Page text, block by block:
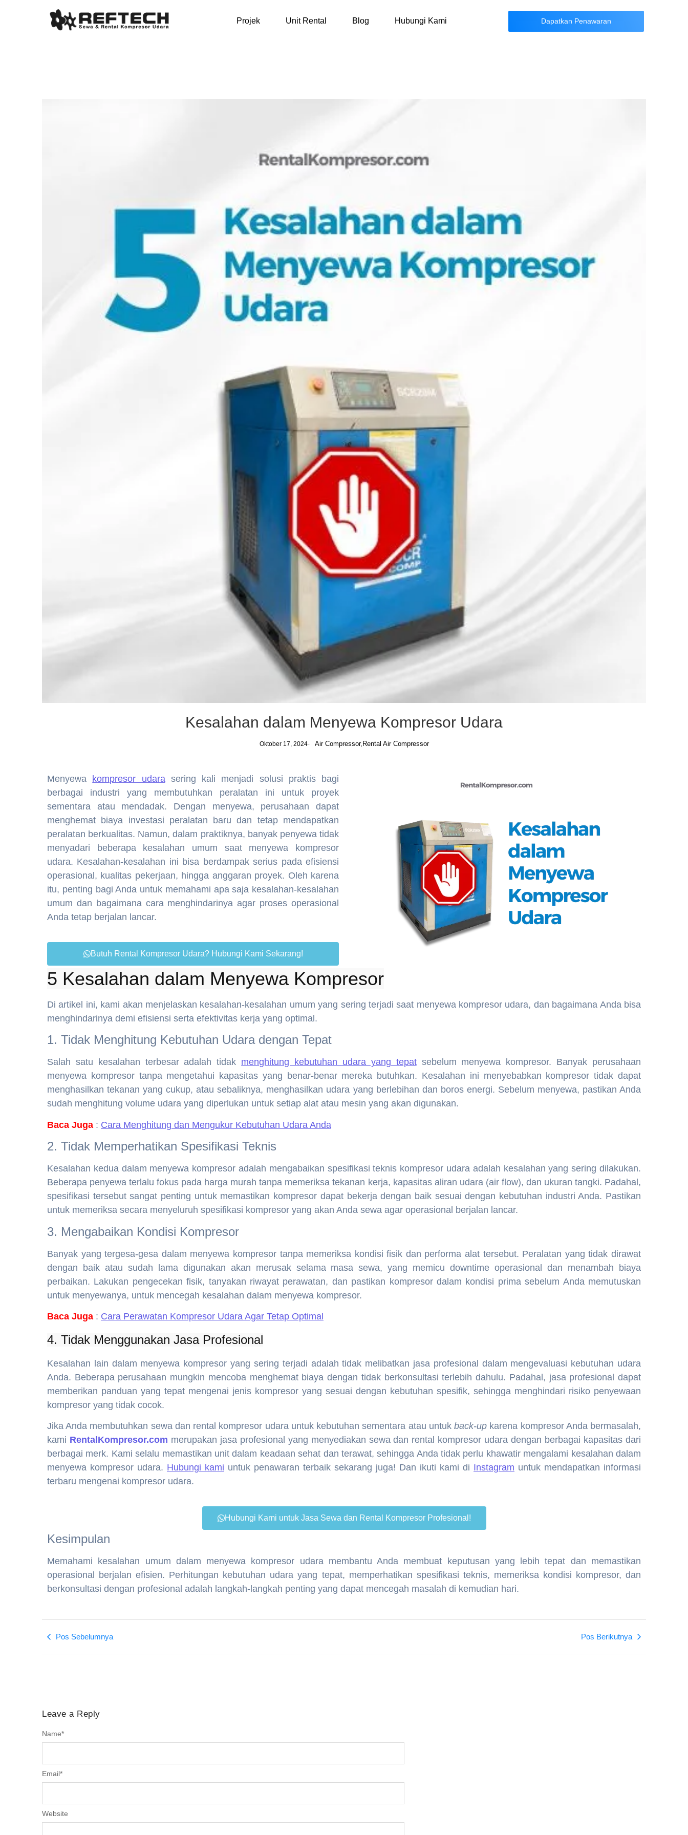
Projek Unit Rental Blog Hubungi Kami Dapatkan Penawaran
Kesalahan dalam Menyewa Kompresor Udara
Oktober 17, 2024- Air Compressor, Rental Air Compressor
Menyewa kompresor udarasering kali menjadi solusi praktis bagi
berbagai industri yang membutuhkan peralatan ini untuk proyek
sementara atau mendadak. Dengan menyewa, perusahaan dapat
menghemat biaya investasi peralatan baru dan tetap mendapatkan
peralatan berkualitas. Namun, dalam praktiknya, banyak penyewa tidak
menyadari beberapa kesalahan umum saat menyewa kompresor
udara. Kesalahan-kesalahan ini bisa berdampak serius pada efisiensi
operasional, kualitas pekerjaan, hingga anggaran proyek. Oleh karena
itu, penting bagi Anda untuk memahami apa saja kesalahan-kesalahan
umum dan bagaimana cara menghindarinya agar proses operasional
Anda tetap berjalan lancar.
Butuh Rental Kompresor Udara? Hubungi Kami Sekarang!
5 Kesalahan dalam Menyewa Kompresor
Di artikel ini, kami akan menjelaskan kesalahan-kesalahan umum yang sering terjadi saat menyewa kompresor udara, dan bagaimana Anda bisa
menghindarinya demi efisiensi serta efektivitas kerja yang optimal.
1. Tidak Menghitung Kebutuhan Udara dengan Tepat
Salah satu kesalahan terbesar adalah tidak menghitung kebutuhan udara yang tepatsebelum menyewa kompresor. Banyak perusahaan
menyewa kompresor tanpa mengetahui kapasitas yang benar-benar mereka butuhkan. Kesalahan ini menyebabkan kompresor tidak dapat
menghasilkan tekanan yang cukup, atau sebaliknya, menghasilkan udara yang berlebihan dan boros energi. Sebelum menyewa, pastikan Anda
sudah menghitung volume udara yang diperlukan untuk setiap alat atau mesin yang akan digunakan.
Baca Juga : Cara Menghitung dan Mengukur Kebutuhan Udara Anda
2. Tidak Memperhatikan Spesifikasi Teknis
Kesalahan kedua dalam menyewa kompresor adalah mengabaikan spesifikasi teknis kompresor udara adalah kesalahan yang sering dilakukan.
Beberapa penyewa terlalu fokus pada harga murah tanpa memeriksa tekanan kerja, kapasitas aliran udara (air flow), dan ukuran tangki. Padahal,
spesifikasi tersebut sangat penting untuk memastikan kompresor dapat bekerja dengan baik sesuai dengan kebutuhan industri Anda. Pastikan
untuk memeriksa secara menyeluruh spesifikasi kompresor yang akan Anda sewa agar operasional berjalan lancar.
3. Mengabaikan Kondisi Kompresor
Banyak yang tergesa-gesa dalam menyewa kompresor tanpa memeriksa kondisi fisik dan performa alat tersebut. Peralatan yang tidak dirawat
dengan baik atau sudah lama digunakan akan merusak selama masa sewa, yang memicu downtime operasional dan menambah biaya
perbaikan. Lakukan pengecekan fisik, tanyakan riwayat perawatan, dan pastikan kompresor dalam kondisi prima sebelum Anda memutuskan
untuk menyewanya, untuk mencegah kesalahan dalam menyewa kompresor.
Baca Juga : Cara Perawatan Kompresor Udara Agar Tetap Optimal
4. Tidak Menggunakan Jasa Profesional
Kesalahan lain dalam menyewa kompresor yang sering terjadi adalah tidak melibatkan jasa profesional dalam mengevaluasi kebutuhan udara
Anda. Beberapa perusahaan mungkin mencoba menghemat biaya dengan tidak berkonsultasi terlebih dahulu. Padahal, jasa profesional dapat
memberikan panduan yang tepat mengenai jenis kompresor yang sesuai dengan kebutuhan spesifik, sehingga menghindari risiko penyewaan
kompresor yang tidak cocok.
Jika Anda membutuhkan sewa dan rental kompresor udara untuk kebutuhan sementara atau untukback-up karena kompresor Anda bermasalah,
kami RentalKompresor.com merupakan jasa profesional yang menyediakan sewa dan rental kompresor udara dengan berbagai kapasitas dari
berbagai merk. Kami selalu memastikan unit dalam keadaan sehat dan terawat, sehingga Anda tidak perlu khawatir mengalami kesalahan dalam
menyewa kompresor udara. Hubungi kami untuk penawaran terbaik sekarang juga! Dan ikuti kami di Instagram untuk mendapatkan informasi
terbaru mengenai kompresor udara.
Hubungi Kami untuk Jasa Sewa dan Rental Kompresor Profesional!
Kesimpulan
Memahami kesalahan umum dalam menyewa kompresor udara membantu Anda membuat keputusan yang lebih tepat dan memastikan
operasional berjalan efisien. Perhitungan kebutuhan udara yang tepat, memperhatikan spesifikasi teknis, memeriksa kondisi kompresor, dan
berkonsultasi dengan profesional adalah langkah-langkah penting yang dapat mencegah masalah di kemudian hari.
Pos Sebelumnya Pos Berikutnya
Leave a Reply
Name*
Email*
Website